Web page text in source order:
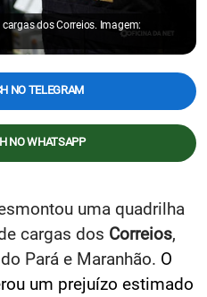
dos Correios. Imagem:
NO TELEGRAM
NO WHATSAPP
uma quadrilha
cargas dos Correios,
Pará e Maranhão. O
um prejuízo estimado